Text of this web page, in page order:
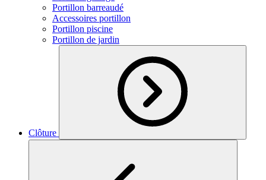
Portillon barreaudé
Accessoires portillon
Portillon piscine
Portillon de jardin
Clôture